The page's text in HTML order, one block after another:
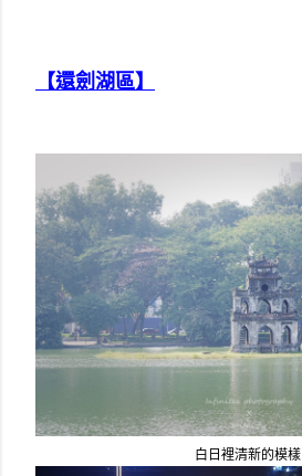
【還劍湖區】
白日裡清新的模樣